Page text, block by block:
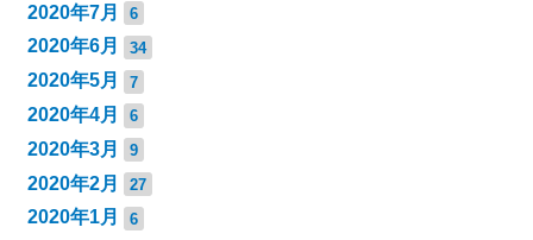
2020年7月 6
2020年6月 34
2020年5月 7
2020年4月 6
2020年3月 9
2020年2月 27
2020年1月 6